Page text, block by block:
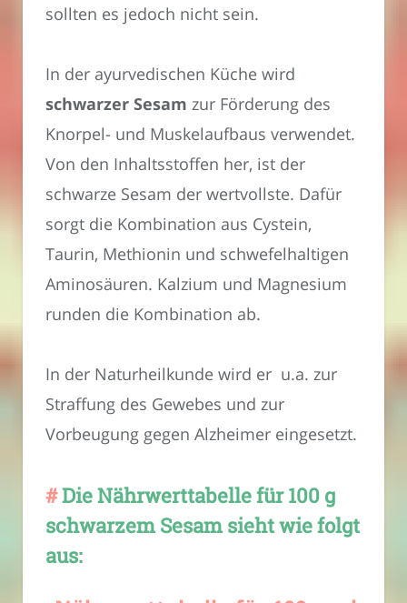
sollten es jedoch nicht sein.
In der ayurvedischen Küche wird
schwarzer Sesam zur Förderung des
Knorpel- und Muskelaufbaus verwendet.
Von den Inhaltsstoffen her, ist der
schwarze Sesam der wertvollste. Dafür
sorgt die Kombination aus Cystein,
Taurin, Methionin und schwefelhaltigen
Aminosäuren. Kalzium und Magnesium
runden die Kombination ab.
In der Naturheilkunde wird er u.a. zur
Straffung des Gewebes und zur
Vorbeugung gegen Alzheimer eingesetzt.
Die Nährwerttabelle für 100 g
schwarzem Sesam sieht wie folgt
aus: